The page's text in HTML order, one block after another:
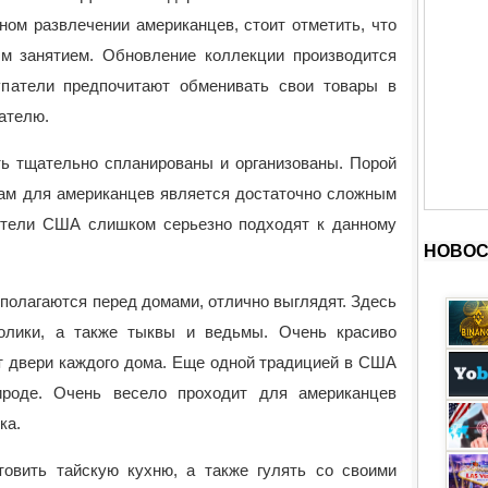
развлечении американцев, стоит отметить, что
Обновление коллекции производится
предпочитают обменивать свои товары в
спланированы и организованы. Порой
для американцев является достаточно сложным
США слишком серьезно подходят к данному
перед домами, отлично выглядят. Здесь
а также тыквы и ведьмы. Очень красиво
двери каждого дома. Еще одной традицией в США
Очень весело проходит для американцев
тайскую кухню, а также гулять со своими